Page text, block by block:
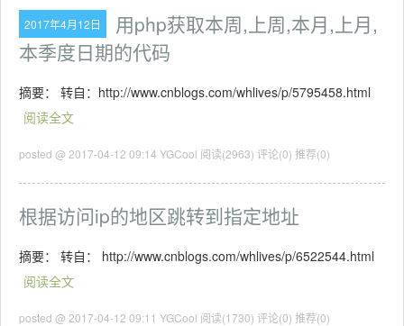
2017年4月12日
用php获取本周,上周,本月,上月,
本季度日期的代码
摘要： 转自：http://www.cnblogs.com/whlives/p/5795458.html
阅读全文
posted @ 2017-04-12 09:14 YGCool 阅读(2963) 评论(0) 推荐(0)
根据访问ip的地区跳转到指定地址
摘要： 转自： http://www.cnblogs.com/whlives/p/6522544.html
阅读全文
posted @ 2017-04-12 09:11 YGCool 阅读(1730) 评论(0) 推荐(0)